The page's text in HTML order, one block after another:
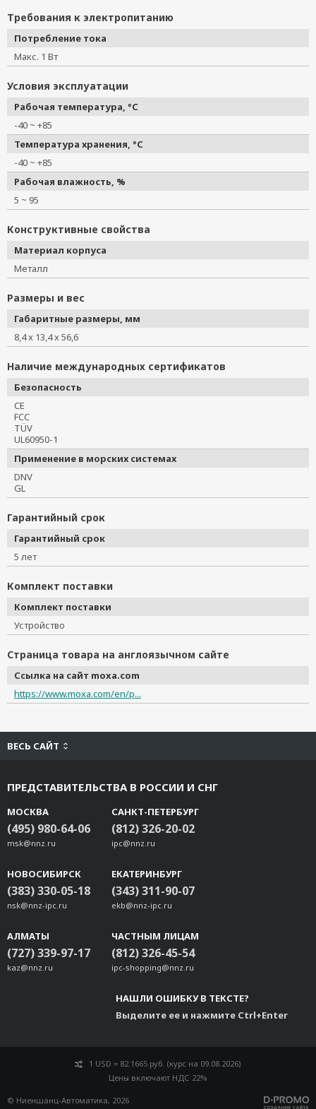
Требования к электропитанию
Потребление тока
Макс. 1 Вт
Условия эксплуатации
Рабочая температура, °C
-40 ~ +85
Температура хранения, °C
-40 ~ +85
Рабочая влажность, %
5 ~ 95
Конструктивные свойства
Материал корпуса
Металл
Размеры и вес
Габаритные размеры, мм
8,4 x 13,4 x 56,6
Наличие международных сертификатов
Безопасность
CE
FCC
TÜV
UL60950-1
Применение в морских системах
DNV
GL
Гарантийный срок
Гарантийный срок
5 лет
Комплект поставки
Комплект поставки
Устройство
Страница товара на англоязычном сайте
Ссылка на сайт moxa.com
https://www.moxa.com/en/p...
ВЕСЬ САЙТ
ПРЕДСТАВИТЕЛЬСТВА В РОССИИ И СНГ
МОСКВА
(495) 980-64-06
msk@nnz.ru
САНКТ-ПЕТЕРБУРГ
(812) 326-20-02
ipc@nnz.ru
НОВОСИБИРСК
(383) 330-05-18
nsk@nnz-ipc.ru
ЕКАТЕРИНБУРГ
(343) 311-90-07
ekb@nnz-ipc.ru
АЛМАТЫ
(727) 339-97-17
kaz@nnz.ru
ЧАСТНЫМ ЛИЦАМ
(812) 326-45-54
ipc-shopping@nnz.ru
НАШЛИ ОШИБКУ В ТЕКСТЕ?
Выделите ее и нажмите Ctrl+Enter
1 USD = 82.1665 руб. (курс на 09.08.2026)
Цены включают НДС 22%
© Ниеншанц-Автоматика, 2026